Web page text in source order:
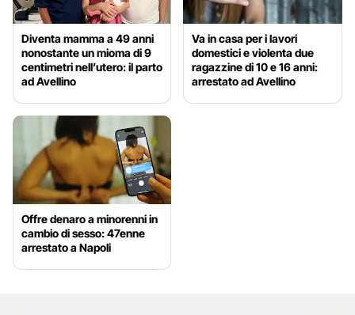
Diventa mamma a 49 anni
nonostante un mioma di 9
centimetri nell’utero: il parto
ad Avellino
Va in casa per i lavori
domestici e violenta due
ragazzine di 10 e 16 anni:
arrestato ad Avellino
Offre denaro a minorenni in
cambio di sesso: 47enne
arrestato a Napoli